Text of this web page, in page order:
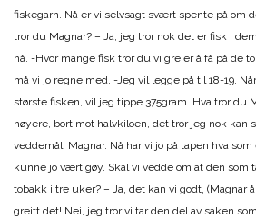
fiskegarn. Nå er vi selvsagt svært spente på om
tror du Magnar? – Ja, jeg tror nok det er fisk i
nå. -Hvor mange fisk tror du vi greier å få på de
må vi jo regne med. -Jeg vil legge på til 18-19.
største fisken, vil jeg tippe 375gram. Hva tror du
høyere, bortimot halvkiloen, det tror jeg nok kan
veddemål, Magnar. Nå har vi jo på tapen hva
kunne jo vært gøy. Skal vi vedde om at den som
tobakk i tre uker? – Ja, det kan vi godt, (Magnar
greitt det! Nei, jeg tror vi tar den del av saken